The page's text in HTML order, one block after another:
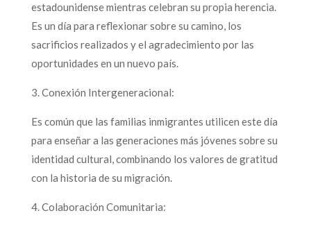
estadounidense mientras celebran su propia herencia.
Es un día para reflexionar sobre su camino, los
sacrificios realizados y el agradecimiento por las
oportunidades en un nuevo país.
3. Conexión Intergeneracional:
Es común que las familias inmigrantes utilicen este día
para enseñar a las generaciones más jóvenes sobre su
identidad cultural, combinando los valores de gratitud
con la historia de su migración.
4. Colaboración Comunitaria: